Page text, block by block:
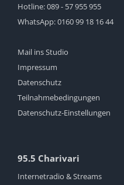
Hotline:089 - 57 955 955
WhatsApp:0160 99 18 16 44
Mail ins Studio
Impressum
Datenschutz
Teilnahmebedingungen
Datenschutz-Einstellungen
95.5 Charivari
Internetradio & Streams